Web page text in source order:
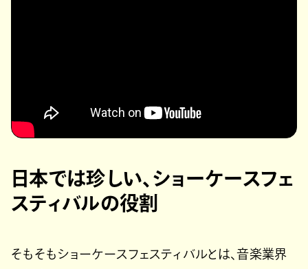
日本では珍しい、ショーケースフェ
スティバルの役割
そもそもショーケースフェスティバルとは、音楽業界